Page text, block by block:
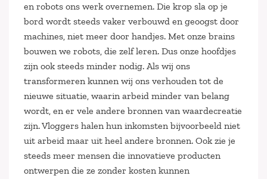
en robots ons werk overnemen. Die krop sla op je
bord wordt steeds vaker verbouwd en geoogst door
machines, niet meer door handjes. Met onze brains
bouwen we robots, die zelf leren. Dus onze hoofdjes
zijn ook steeds minder nodig. Als wij ons
transformeren kunnen wij ons verhouden tot de
nieuwe situatie, waarin arbeid minder van belang
wordt, en er vele andere bronnen van waardecreatie
zijn. Vloggers halen hun inkomsten bijvoorbeeld niet
uit arbeid maar uit heel andere bronnen. Ook zie je
steeds meer mensen die innovatieve producten
ontwerpen die ze zonder kosten kunnen